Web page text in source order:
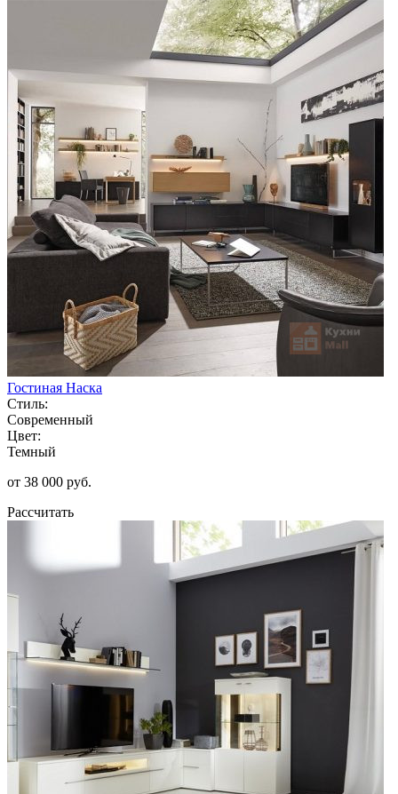
Гостиная Наска
Стиль:
Современный
Цвет:
Темный
от 38 000 руб.
Рассчитать